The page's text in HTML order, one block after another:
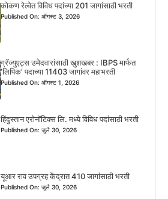
कोकण रेल्वेत विविध पदांच्या 201 जागांसाठी भरती
Published On: ऑगस्ट 3, 2026
ग्रॅज्युएट्स उमेदवारांसाठी खुशखबर : IBPS मार्फत
‘लिपिक’ पदाच्या 11403 जागांवर महाभरती
Published On: ऑगस्ट 1, 2026
हिंदुस्तान एरोनॉटिक्स लि. मध्ये विविध पदांसाठी भरती
Published On: जुलै 30, 2026
यूआर राव उपग्रह केंद्रात 410 जागांसाठी भरती
Published On: जुलै 30, 2026